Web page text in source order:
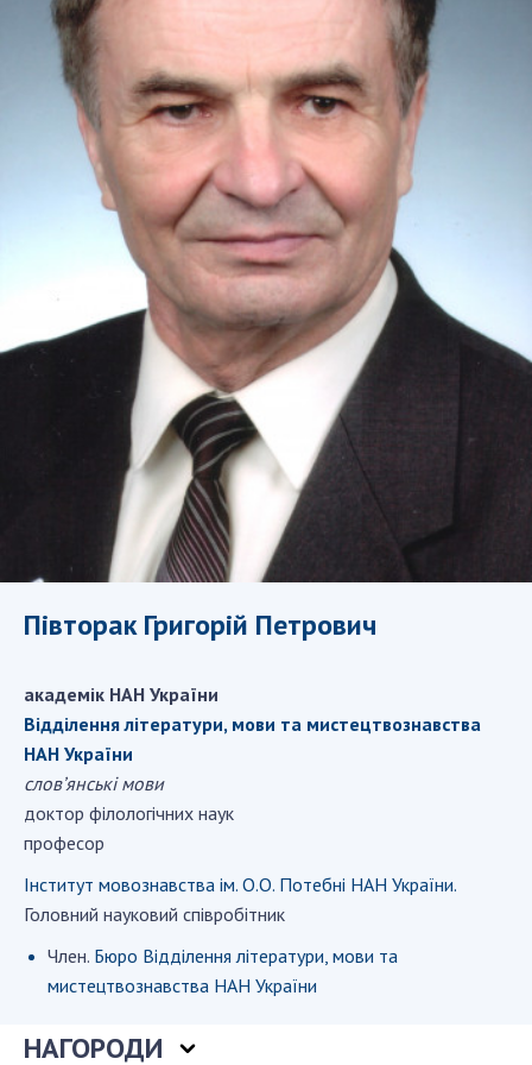
СТРУКТУРА
Президія НАН України
Апарат Президії
Секція фізико-технічних і математичних
Секція хімічних і біологічних наук
Секція суспільних і гуманітарних наук
Установи при Президії
Ради, комітети та комісії
Наукові центри МОН та НАН України
Громадські організації
ДІЯЛЬНІСТЬ
Засідання Президії НАН України
Річні звіти НАН України
Річні фінансові звіти НАН України
Наукові публікації та видавнича діяльність
Охорона прав інтелектуальної власності та
трансфер технологій в наукових установах
Наукові об'єкти, що становлять національне
надбання
Центри колективного користування
науковими приладами НАН України
Оцінювання ефективності діяльності
Конкурси наукових досліджень НАН України
Півторак Григорій Петрович
академік НАН України
Відділення літератури, мови та мистецтвознавства
НАН України
слов’янські мови
доктор філологічних наук
професор
Інститут мовознавства ім. О.О. Потебні НАН України.
Головний науковий співробітник
Член. Бюро Відділення літератури, мови та
мистецтвознавства НАН України
НАГОРОДИ